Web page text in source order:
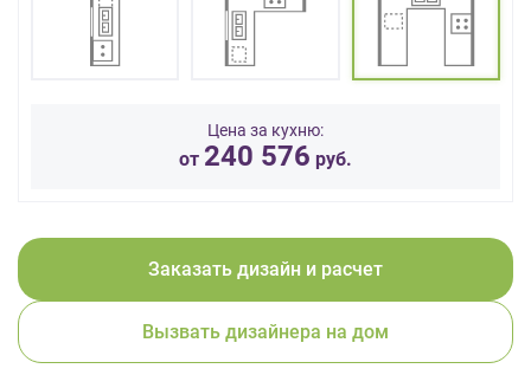
Цена за кухню:
от 240 576 руб.
Заказать дизайн и расчет
Вызвать дизайнера на дом
персональных